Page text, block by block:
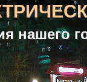
нашего